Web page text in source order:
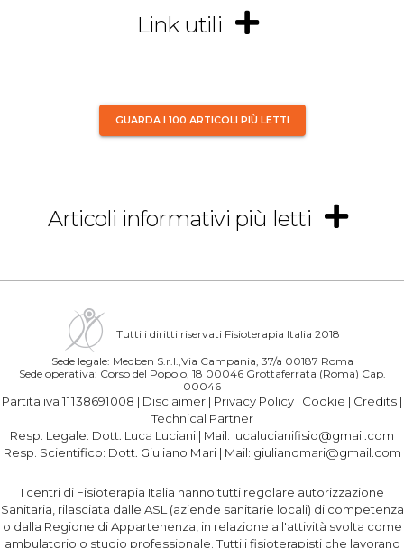
Link utili
GUARDA I 100 ARTICOLI PIÙ LETTI
Articoli informativi più letti
Tutti i diritti riservati Fisioterapia Italia 2018
Sede legale: Medben S.r.l.,Via Campania, 37/a 00187 Roma
Sede operativa: Corso del Popolo, 18 00046 Grottaferrata (Roma) Cap.
00046
Partita iva 11138691008 | Disclaimer | Privacy Policy | Cookie | Credits |
Technical Partner
Resp. Legale: Dott. Luca Luciani | Mail: lucalucianifisio@gmail.com
Resp. Scientifico: Dott. Giuliano Mari| Mail: giulianomari@gmail.com
I centri di Fisioterapia Italia hanno tutti regolare autorizzazione
Sanitaria, rilasciata dalle ASL (aziende sanitarie locali) di competenza
o dalla Regione di Appartenenza, in relazione all'attività svolta come
ambulatorio o studio professionale. Tutti i fisioterapisti che lavorano